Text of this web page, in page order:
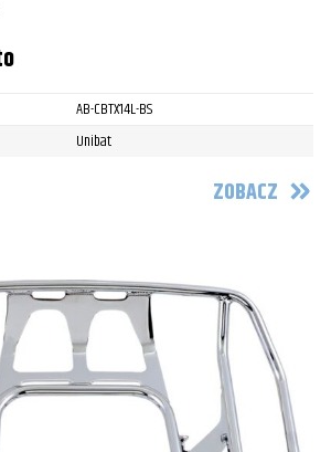
AB-CBTX14L-BS
Unibat
ZOBACZ